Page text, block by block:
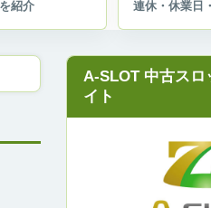
A-SLOT 中古スロ
イト